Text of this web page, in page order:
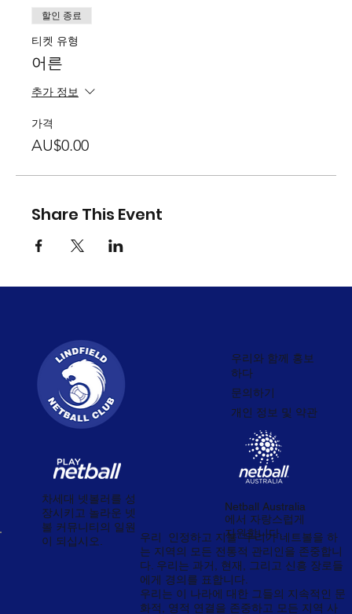
할인 종료
티켓 유형
어른
추가 정보
가격
AU$0.00
Share This Event
우리와 함께 홍보
하다
문의하기
개인 정보 및 약관
Netball Australia
에서 자랑스럽게
지원합니다.
차세대 넷볼러를 성
장시키고 놀라운 넷
볼 커뮤니티의 일원
이 되십시오.
우리 인정하고 지불 우리가 네트볼을 하
는 지역의 모든 전통적 관리인을 존중합니
다. 우리는 과거, 현재, 그리고 신흥 장로들
에게 경의를 표합니다.
우리는 이 나라에 대한 그들의 지속적인 문
화적, 영적 연결을 존중하고 모든 지역 사